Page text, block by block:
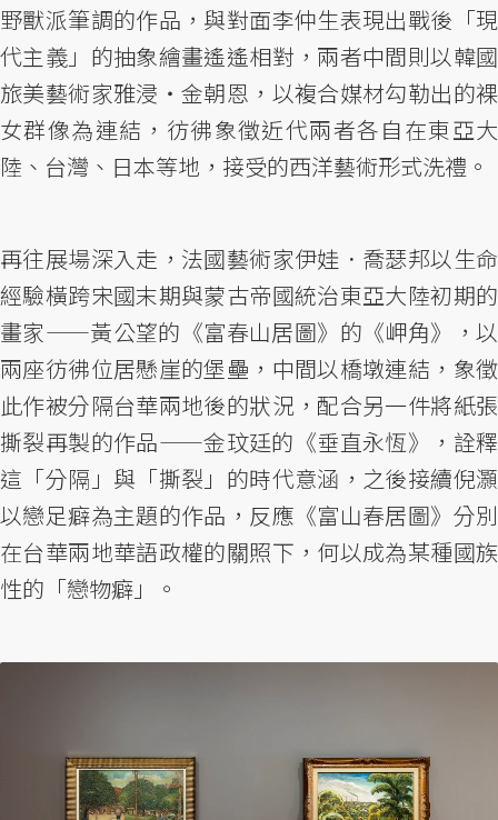
野獸派筆調的作品，與對面李仲生表現出戰後「現
代主義」的抽象繪畫遙遙相對，兩者中間則以韓國
旅美藝術家雅浸・金朝恩，以複合媒材勾勒出的裸
女群像為連結，彷彿象徵近代兩者各自在東亞大
陸、台灣、日本等地，接受的西洋藝術形式洗禮。
再往展場深入走，法國藝術家伊娃．喬瑟邦以生命
經驗橫跨宋國末期與蒙古帝國統治東亞大陸初期的
畫家——黃公望的《富春山居圖》的《岬角》，以
兩座彷彿位居懸崖的堡壘，中間以橋墩連結，象徵
此作被分隔台華兩地後的狀況，配合另一件將紙張
撕裂再製的作品——金玟廷的《垂直永恆》，詮釋
這「分隔」與「撕裂」的時代意涵，之後接續倪灝
以戀足癖為主題的作品，反應《富山春居圖》分別
在台華兩地華語政權的關照下，何以成為某種國族
性的「戀物癖」。